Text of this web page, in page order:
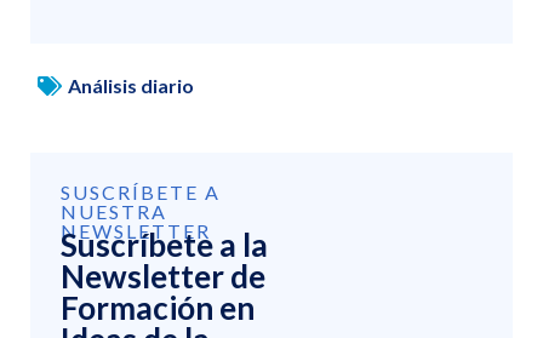
Análisis diario
SUSCRÍBETE A
NUESTRA
NEWSLETTER
Suscríbete a la
Newsletter de
Formación en